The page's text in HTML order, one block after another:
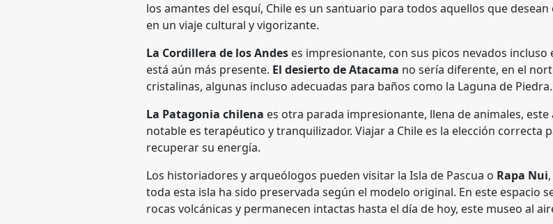
los amantes del esquí, Chile es un santuario para todos aquellos que
en un viaje cultural y vigorizante.
La Cordillera de los Andes es impresionante, con sus picos nevados
está aún más presente. El desierto de Atacama no sería diferente, en el
cristalinas, algunas incluso adecuadas para baños como la Laguna de Piedra.
La Patagonia chilena es otra parada impresionante, llena de animales,
notable es terapéutico y tranquilizador. Viajar a Chile es la elección correcta
recuperar su energía.
Los historiadores y arqueólogos pueden visitar la Isla de Pascua o Rapa Nui
toda esta isla ha sido preservada según el modelo original. En este espacio
rocas volcánicas y permanecen intactas hasta el día de hoy, este museo al